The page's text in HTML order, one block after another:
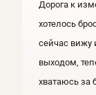
Дорога к
хотелось
сейчас вижу
выходом,
хватаюсь за